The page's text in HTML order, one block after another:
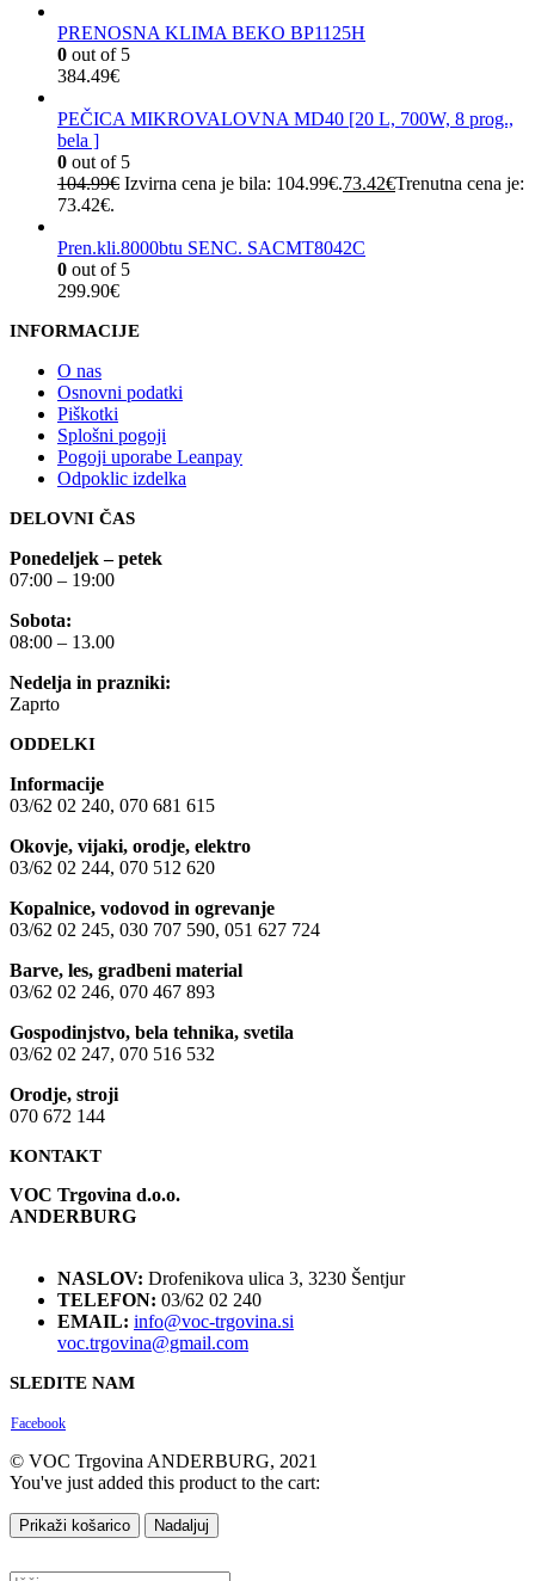
PRENOSNA KLIMA BEKO BP1125H
0 out of 5
384.49€
PEČICA MIKROVALOVNA MD40 [20 L, 700W, 8 prog.,
bela ]
0 out of 5
104.99€ Izvirna cena je bila: 104.99€.73.42€Trenutna cena je:
73.42€.
Pren.kli.8000btu SENC. SACMT8042C
0 out of 5
299.90€
INFORMACIJE
O nas
Osnovni podatki
Piškotki
Splošni pogoji
Pogoji uporabe Leanpay
Odpoklic izdelka
DELOVNI ČAS
Ponedeljek – petek
07:00 – 19:00
Sobota:
08:00 – 13.00
Nedelja in prazniki:
Zaprto
ODDELKI
Informacije
03/62 02 240, 070 681 615
Okovje, vijaki, orodje, elektro
03/62 02 244, 070 512 620
Kopalnice, vodovod in ogrevanje
03/62 02 245, 030 707 590, 051 627 724
Barve, les, gradbeni material
03/62 02 246, 070 467 893
Gospodinjstvo, bela tehnika, svetila
03/62 02 247, 070 516 532
Orodje, stroji
070 672 144
KONTAKT
VOC Trgovina d.o.o.
ANDERBURG
NASLOV: Drofenikova ulica 3, 3230 Šentjur
TELEFON: 03/62 02 240
EMAIL: info@voc-trgovina.si
voc.trgovina@gmail.com
SLEDITE NAM
Facebook
© VOC Trgovina ANDERBURG, 2021
You've just added this product to the cart:
Prikaži košarico Nadaljuj